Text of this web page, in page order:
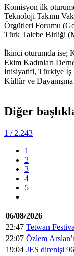
Komisyon ilk
Teknoloji Takımı
Örgütleri Forumu
Türk Talebe Birliği
İkinci oturumda ise;
Ekim Kadınları
İnisiyatifi, Türkiye İş
Kültür ve
Diğer
1 / 2.243
1
2
3
4
5
06/08/2026
22:47 Tetwan
22:07 Özlem
19:04 JES direnişi